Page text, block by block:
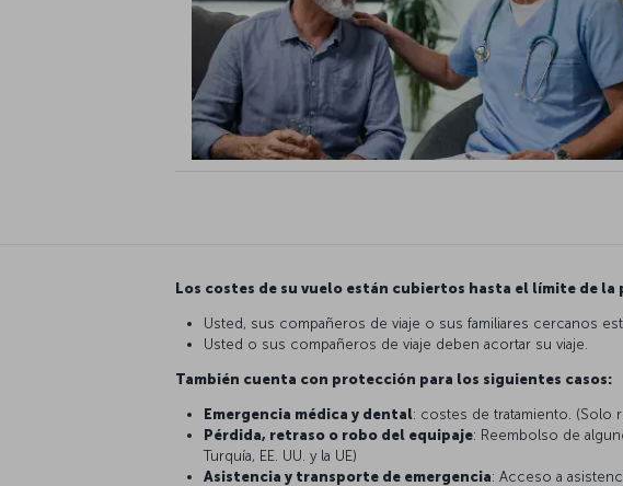
Los costes de su vuelo están cubiertos hasta el límite de la
Usted, sus compañeros de viaje o sus familiares cercanos
Usted o sus compañeros de viaje deben acortar su viaje.
También cuenta con protección para los siguientes casos:
Emergencia médica y dental: costes de tratamiento. (Solo
Pérdida, retraso o robo del equipaje: Reembolso de
Turquía, EE. UU. y la UE)
Asistencia y transporte de emergencia: Acceso a